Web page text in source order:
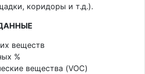
коридоры и т.д.).
веществ
%
вещества (VOC)